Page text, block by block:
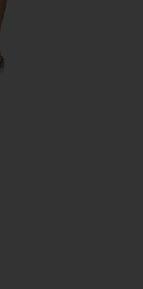
1130